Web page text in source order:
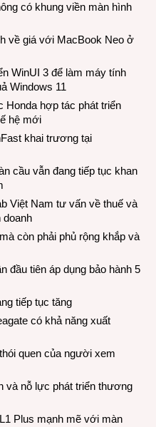
có khung viền màn hình
về giá với MacBook Neo ở
WinUI 3 để làm máy tính
Windows 11
Honda hợp tác phát triển
hệ mới
khai trương tại
cầu vẫn đang tiếp tục khan
Việt Nam tư vấn về thuế và
doanh
còn phải phủ rộng khắp và
đầu tiên áp dụng bảo hành 5
tiếp tục tăng
có khả năng xuất
quen của người xem
và nỗ lực phát triển thương
Plus mạnh mẽ với màn